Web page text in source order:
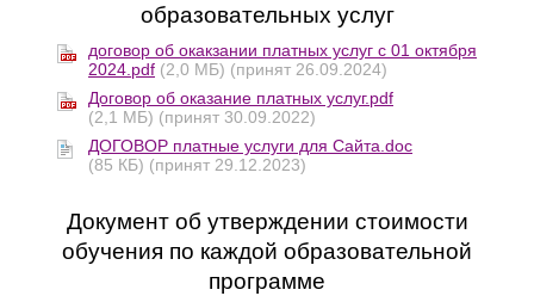
образовательных услуг
договор об окакзании платных услуг с 01 октября
2024.pdf (2,0 МБ) (принят 26.09.2024)
Договор об оказание платных услуг.pdf
(2,1 МБ) (принят 30.09.2022)
ДОГОВОР платные услуги для Сайта.doc
(85 КБ) (принят 29.12.2023)
Документ об утверждении стоимости
обучения по каждой образовательной
программе